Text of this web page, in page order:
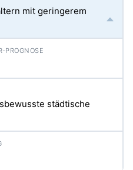
mit geringerem
städtische